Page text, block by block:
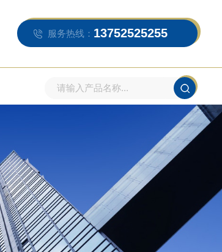
服务热线： 13752525255